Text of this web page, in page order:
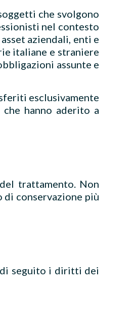
che svolgono
nel contesto
aziendali, enti e
italiane e straniere
assunte e
esclusivamente
che hanno aderito a
trattamento. Non
di conservazione più
di seguito i diritti dei